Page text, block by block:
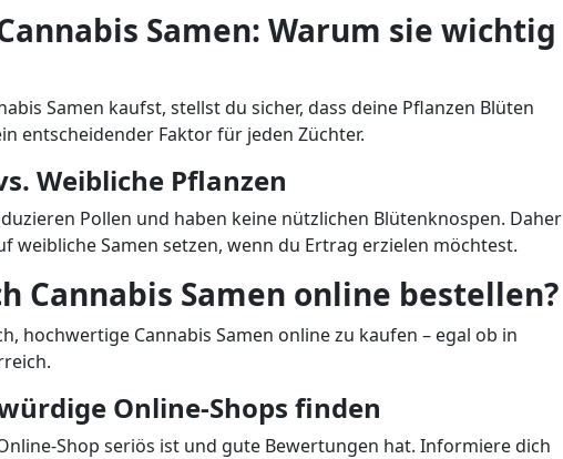
Samen: Warum sie wichtig
Samen kaufst, stellst du sicher, dass deine Pflanzen Blüten
entscheidender Faktor für jeden Züchter.
Weibliche Pflanzen
Pollen und haben keine nützlichen Blütenknospen. Daher
weibliche Samen setzen, wenn du Ertrag erzielen möchtest.
Cannabis Samen online bestellen?
hochwertige Cannabis Samen online zu kaufen – egal ob in
Online-Shops finden
Shop seriös ist und gute Bewertungen hat. Informiere dich